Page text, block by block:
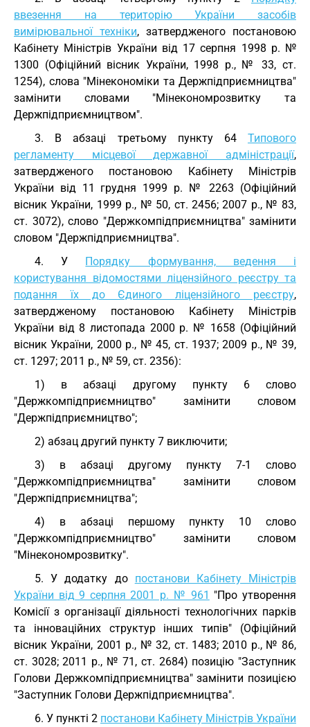
ввезення на територію України засобів
вимірювальної техніки, затвердженого постановою
Кабінету Міністрів України від 17 серпня 1998 р. №
1300 (Офіційний вісник України, 1998 р., № 33, ст.
1254), слова "Мінекономіки та Держпідприємництва"
замінити словами "Мінекономрозвитку та
Держпідприємництвом".
3. В абзаці третьому пункту 64 Типового
регламенту місцевої державної адміністрації,
затвердженого постановою Кабінету Міністрів
України від 11 грудня 1999 р. № 2263 (Офіційний
вісник України, 1999 р., № 50, ст. 2456; 2007 р., № 83,
ст. 3072), слово "Держкомпідприємництва" замінити
словом "Держпідприємництва".
4. У Порядку формування, ведення і
користування відомостями ліцензійного реєстру та
подання їх до Єдиного ліцензійного реєстру,
затвердженому постановою Кабінету Міністрів
України від 8 листопада 2000 р. № 1658 (Офіційний
вісник України, 2000 р., № 45, ст. 1937; 2009 р., № 39,
ст. 1297; 2011 р., № 59, ст. 2356):
1) в абзаці другому пункту 6 слово
"Держкомпідприємництво" замінити словом
"Держпідприємництво";
2) абзац другий пункту 7 виключити;
3) в абзаці другому пункту 7-1 слово
"Держкомпідприємництва" замінити словом
"Держпідприємництва";
4) в абзаці першому пункту 10 слово
"Держкомпідприємництво" замінити словом
"Мінекономрозвитку".
5. У додатку до постанови Кабінету Міністрів
України від 9 серпня 2001 р. № 961 "Про утворення
Комісії з організації діяльності технологічних парків
та інноваційних структур інших типів" (Офіційний
вісник України, 2001 р., № 32, ст. 1483; 2010 р., № 86,
ст. 3028; 2011 р., № 71, ст. 2684) позицію "Заступник
Голови Держкомпідприємництва" замінити позицією
"Заступник Голови Держпідприємництва".
6. У пункті 2 постанови Кабінету Міністрів України